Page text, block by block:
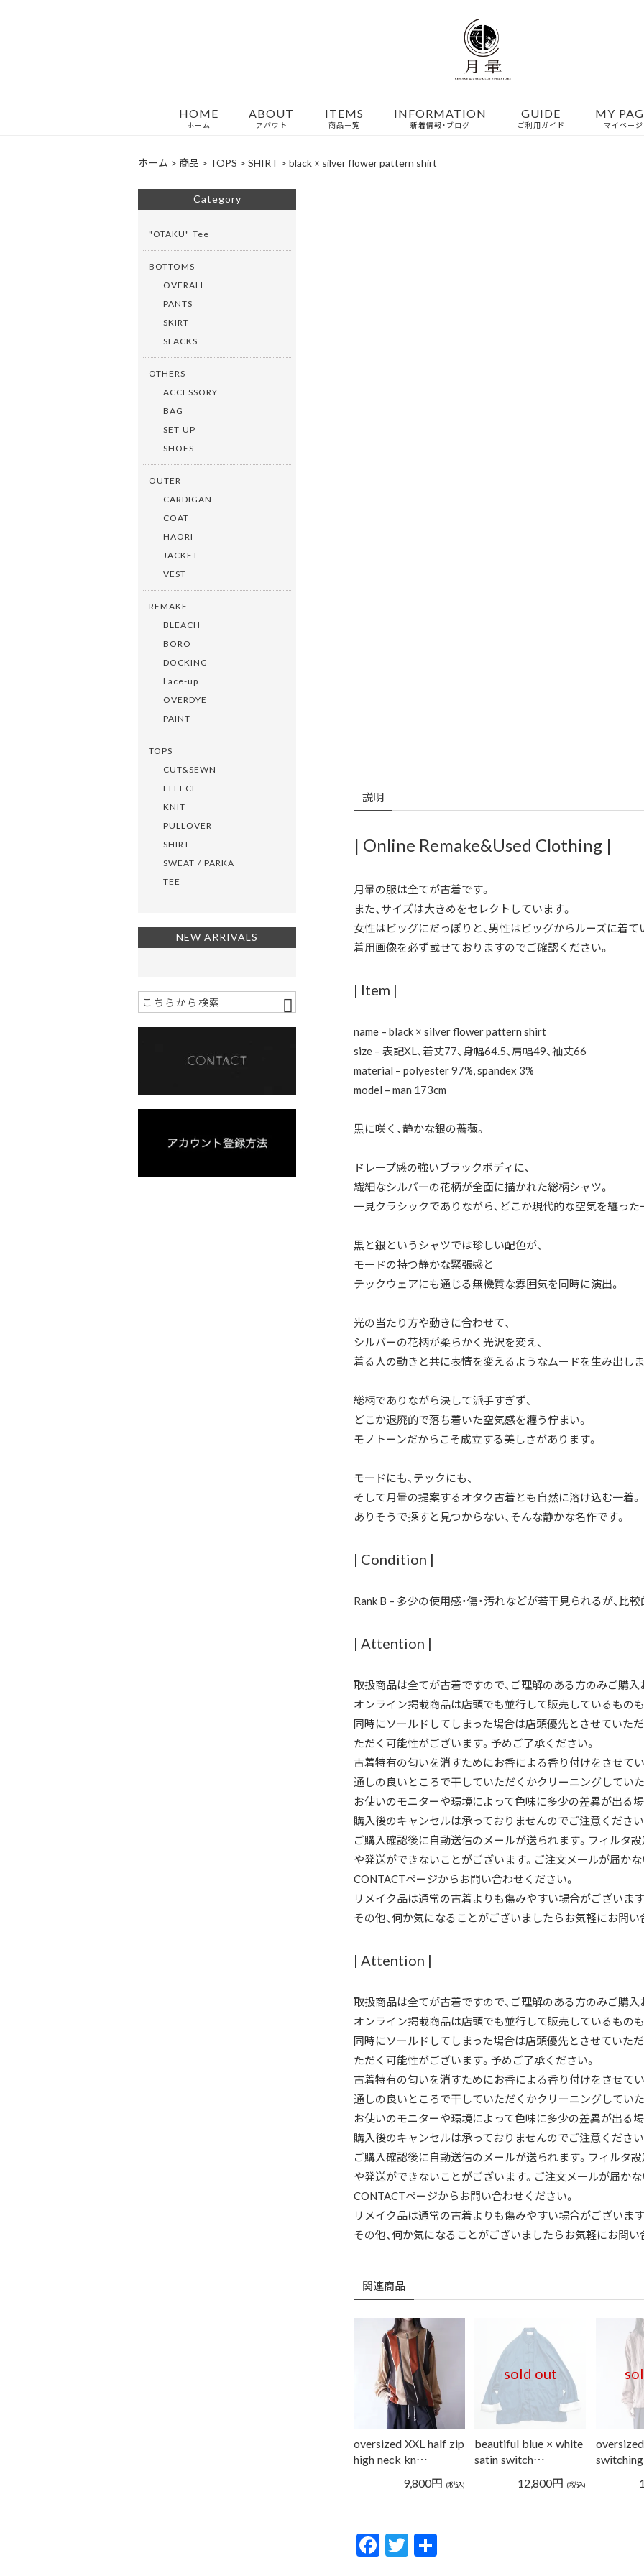
HOME
ホーム
ABOUT
アバウト
ITEMS
商品一覧
INFORMATION
新着情報・ブログ
GUIDE
ご利用ガイド
MY
マイページ
ホーム > 商品 > TOPS > SHIRT > black × silver flower pattern shirt
説明
| Online Remake&Used Clothing |
月暈の服は全てが古着です。
また、サイズは大きめをセレクトしています。
女性はビッグにだっぽりと、男性はビッグからルーズに着て
着用画像を必ず載せておりますのでご確認ください。
| Item |
name – black × silver flower pattern shirt
size – 表記XL、着丈77、身幅64.5、肩幅49、袖丈66
material – polyester 97%, spandex 3%
model – man 173cm
黒に咲く、静かな銀の薔薇。
ドレープ感の強いブラックボディに、
繊細なシルバーの花柄が全面に描かれた総柄シャツ。
一見クラシックでありながら、どこか現代的な空気を纏った
黒と銀というシャツでは珍しい配色が、
モードの持つ静かな緊張感と
テックウェアにも通じる無機質な雰囲気を同時に演出。
光の当たり方や動きに合わせて、
シルバーの花柄が柔らかく光沢を変え、
着る人の動きと共に表情を変えるようなムードを生み出しま
総柄でありながら決して派手すぎず、
どこか退廃的で落ち着いた空気感を纏う佇まい。
モノトーンだからこそ成立する美しさがあります。
モードにも、テックにも、
そして月暈の提案するオタク古着とも自然に溶け込む一着。
ありそうで探すと見つからない、そんな静かな名作です。
| Condition |
Rank B – 多少の使用感・傷・汚れなどが若干見られるが、比
| Attention |
取扱商品は全てが古着ですので、ご理解のある方のみご購入
オンライン掲載商品は店頭でも並行して販売しているものも
同時にソールドしてしまった場合は店頭優先とさせていた
ただく可能性がございます。予めご了承ください。
古着特有の匂いを消すためにお香による香り付けをさせて
通しの良いところで干していただくかクリーニングしてい
お使いのモニターや環境によって色味に多少の差異が出る
購入後のキャンセルは承っておりませんのでご注意ください
ご購入確認後に自動送信のメールが送られます。フィルタ
や発送ができないことがございます。ご注文メールが届か
CONTACTページからお問い合わせください。
リメイク品は通常の古着よりも傷みやすい場合がございます
その他、何か気になることがございましたらお気軽にお問い
| Attention |
取扱商品は全てが古着ですので、ご理解のある方のみご購入
オンライン掲載商品は店頭でも並行して販売しているものも
同時にソールドしてしまった場合は店頭優先とさせていた
ただく可能性がございます。予めご了承ください。
古着特有の匂いを消すためにお香による香り付けをさせて
通しの良いところで干していただくかクリーニングしてい
お使いのモニターや環境によって色味に多少の差異が出る
購入後のキャンセルは承っておりませんのでご注意ください
ご購入確認後に自動送信のメールが送られます。フィルタ
や発送ができないことがございます。ご注文メールが届か
CONTACTページからお問い合わせください。
リメイク品は通常の古着よりも傷みやすい場合がございます
その他、何か気になることがございましたらお気軽にお問い
関連商品
oversized XXL half zip
high neck kn…
9,800円 (税込)
sold out
beautiful blue × white
satin switch…
12,800円 (税込)
F
ac
T
w
Category
"OTAKU" Tee
BOTTOMS
OVERALL
PANTS
SKIRT
SLACKS
OTHERS
ACCESSORY
BAG
SET UP
SHOES
OUTER
CARDIGAN
COAT
HAORI
JACKET
VEST
REMAKE
BLEACH
BORO
DOCKING
Lace-up
OVERDYE
PAINT
TOPS
CUT&SEWN
FLEECE
KNIT
PULLOVER
SHIRT
SWEAT / PARKA
TEE
NEW ARRIVALS